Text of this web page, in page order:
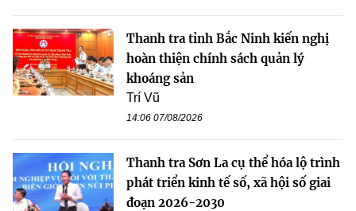
Thanh tra tỉnh Bắc Ninh kiến nghị
hoàn thiện chính sách quản lý
khoáng sản
Trí Vũ
14:06 07/08/2026
Thanh tra Sơn La cụ thể hóa lộ trình
phát triển kinh tế số, xã hội số giai
đoạn 2026-2030